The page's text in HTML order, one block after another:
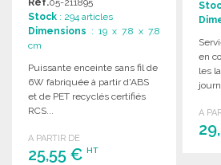
Réf.05-211895
Stock : 294 articles
Dimensions : 19 x 7.8 x 7.8
cm
Puissante enceinte sans fil de
6W fabriquée à partir d'ABS
et de PET recyclés certifiés
RCS...
A PARTIR DE
25,55 € HT
en
les
A